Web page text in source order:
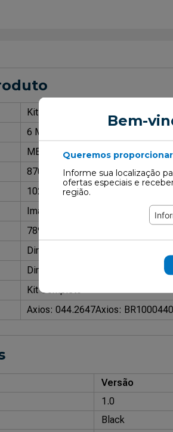
Bem-
Queremos
Informe sua localização
ofertas especiais e
região.
Kit de Reparo do Amortecedor
6 Meses
MB4183
87088000
10204801661
Imagens meramente ilustrativas.
7898429267547
Direito / Esquerdo
Direito / Esquerdo
Kit Completo
Axios: 044.2647Axios:
Versão
1.0
Black